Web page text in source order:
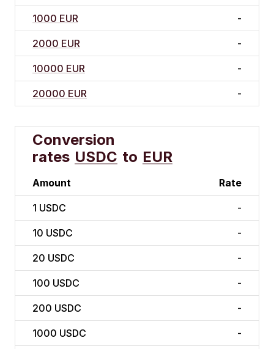
1000 EUR -
2000 EUR -
10000 EUR -
20000 EUR -
Conversion
rates USDC to EUR
Amount Rate
1 USDC -
10 USDC -
20 USDC -
100 USDC -
200 USDC -
1000 USDC -